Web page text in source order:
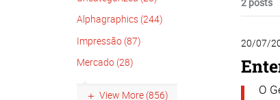
Alphagraphics (244)
Impressão (87)
Mercado (28)
View More (856)
20/07/
O